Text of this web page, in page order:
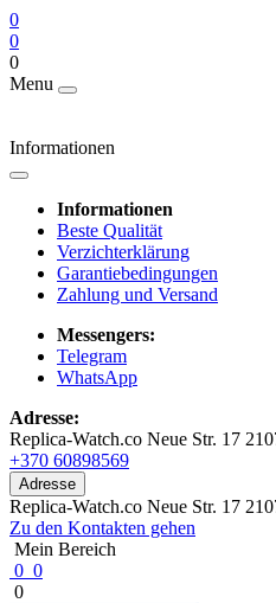
0
0
0
Menu
Informationen
Informationen
Beste Qualität
Verzichterklärung
Garantiebedingungen
Zahlung und Versand
Messengers:
Telegram
WhatsApp
Adresse:
Replica-Watch.co Neue Str. 17
+370 60898569
Adresse
Replica-Watch.co Neue Str. 17
Zu den Kontakten gehen
Mein Bereich
0 0
0